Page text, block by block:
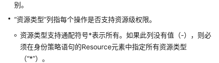
必
读
API
别。
“资源类型”列指每个操作是否支持资源级权限。
资源类型支持通配符号*表示所有。如果此列没有值（-），则必
须在身份策略语句的Resource元素中指定所有资源类型
（“*”）。